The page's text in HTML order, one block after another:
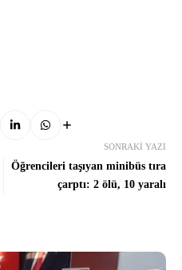
SONRAKI YAZI
Öğrencileri taşıyan minibüs tıra
çarptı: 2 ölü, 10 yaralı